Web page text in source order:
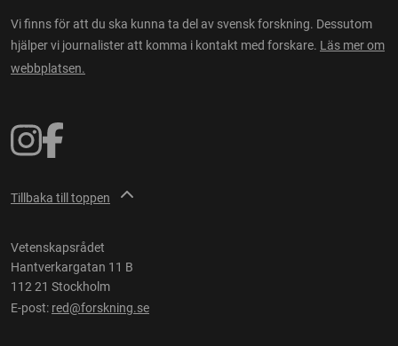
Vi finns för att du ska kunna ta del av svensk forskning. Dessutom
hjälper vi journalister att komma i kontakt med forskare. Läs mer om
webbplatsen.
Tillbaka till toppen
Vetenskapsrådet
Hantverkargatan 11 B
112 21 Stockholm
E-post: red@forskning.se